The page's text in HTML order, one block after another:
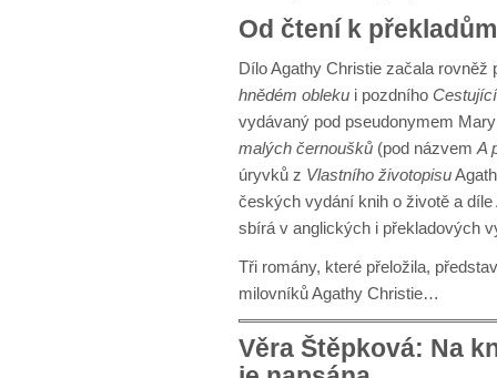
Od čtení k překladům
Dílo Agathy Christie začala
hnědém obleku i pozdního
vydávaný pod pseudonymem
malých černoušků (pod názvem A
úryvků z Vlastního životopisu
českých vydání knih o životě a
sbírá v anglických i překladových
Tři romány, které přeložila,
milovníků Agathy Christie…
Věra Štěpková: Na